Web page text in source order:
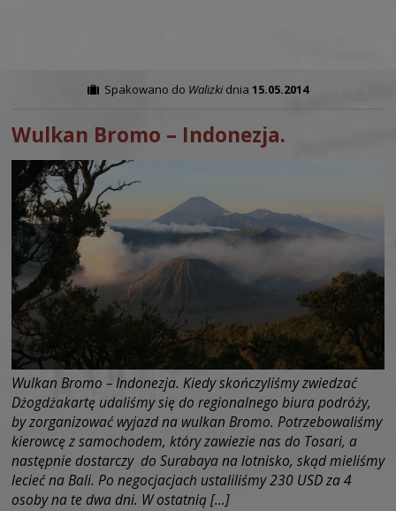
Spakowano do Walizkidnia 15.05.2014
Wulkan Bromo – Indonezja.
Wulkan Bromo – Indonezja. Kiedy skończyliśmy zwiedzać
Dżogdżakartę udaliśmy się do regionalnego biura podróży,
by zorganizować wyjazd na wulkan Bromo. Potrzebowaliśmy
kierowcę z samochodem, który zawiezie nas do Tosari, a
następnie dostarczy do Surabaya na lotnisko, skąd mieliśmy
lecieć na Bali. Po negocjacjach ustaliliśmy 230 USD za 4
osoby na te dwa dni. W ostatnią […]